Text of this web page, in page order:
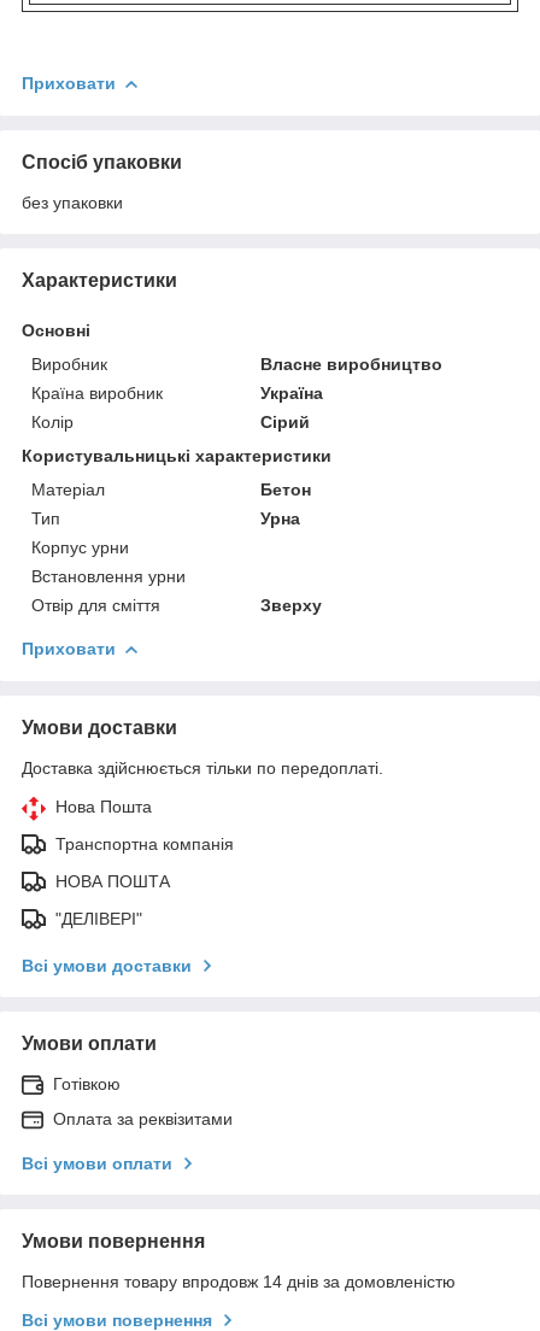
Приховати
Спосіб упаковки
без упаковки
Характеристики
Основні
Виробник
Власне виробництво
Країна виробник
Україна
Колір
Сірий
Користувальницькі характеристики
Матеріал
Бетон
Тип
Урна
Корпус урни
Встановлення урни
Отвір для сміття
Зверху
Приховати
Умови доставки
Доставка здійснюється тільки по передоплаті.
Нова Пошта
Транспортна компанія
НОВА ПОШТА
"ДЕЛІВЕРІ"
Всі умови доставки
Умови оплати
Готівкою
Оплата за реквізитами
Всі умови оплати
Умови повернення
Повернення товару впродовж 14 днів за домовленістю
Всі умови повернення